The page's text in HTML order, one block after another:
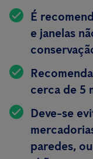
É
e janelas
cerca de 5
Deve-se
paredes,